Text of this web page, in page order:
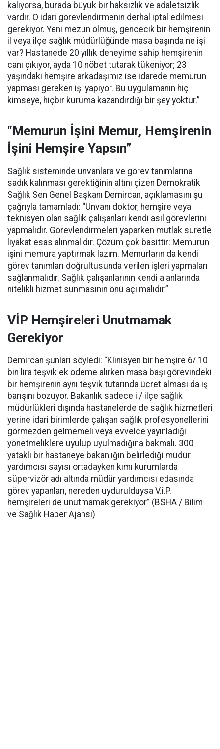
kalıyorsa, burada büyük bir haksızlık ve adaletsizlik
vardır. O idari görevlendirmenin derhal iptal edilmesi
gerekiyor. Yeni mezun olmuş, gencecik bir hemşirenin
il veya ilçe sağlık müdürlüğünde masa başında ne işi
var? Hastanede 20 yıllık deneyime sahip hemşirenin
canı çıkıyor, ayda 10 nöbet tutarak tükeniyor; 23
yaşındaki hemşire arkadaşımız ise idarede memurun
yapması gereken işi yapıyor. Bu uygulamanın hiç
kimseye, hiçbir kuruma kazandırdığı bir şey yoktur.”
“Memurun İşini Memur, Hemşirenin
İşini Hemşire Yapsın”
Sağlık sisteminde unvanlara ve görev tanımlarına
sadık kalınması gerektiğinin altını çizen Demokratik
Sağlık Sen Genel Başkanı Demircan, açıklamasını şu
çağrıyla tamamladı: “Unvanı doktor, hemşire veya
teknisyen olan sağlık çalışanları kendi asil görevlerini
yapmalıdır. Görevlendirmeleri yaparken mutlak suretle
liyakat esas alınmalıdır. Çözüm çok basittir: Memurun
işini memura yaptırmak lazım. Memurların da kendi
görev tanımları doğrultusunda verilen işleri yapmaları
sağlanmalıdır. Sağlık çalışanlarının kendi alanlarında
nitelikli hizmet sunmasının önü açılmalıdır.”
VİP Hemşireleri Unutmamak
Gerekiyor
Demircan şunları söyledi: “Klinisyen bir hemşire 6/ 10
bin lira teşvik ek ödeme alırken masa başı görevindeki
bir hemşirenin aynı teşvik tutarında ücret alması da iş
barışını bozuyor. Bakanlık sadece il/ ilçe sağlık
müdürlükleri dışında hastanelerde de sağlık hizmetleri
yerine idari birimlerde çalışan sağlık profesyonellerini
görmezden gelmemeli veya evvelce yayınladığı
yönetmeliklere uyulup uyulmadığına bakmalı. 300
yataklı bir hastaneye bakanlığın belirlediği müdür
yardımcısı sayısı ortadayken kimi kurumlarda
süpervizör adı altında müdür yardımcısı edasında
görev yapanları, nereden uydurulduysa V.i.P.
hemşireleri de unutmamak gerekiyor” (BSHA / Bilim
ve Sağlık Haber Ajansı)